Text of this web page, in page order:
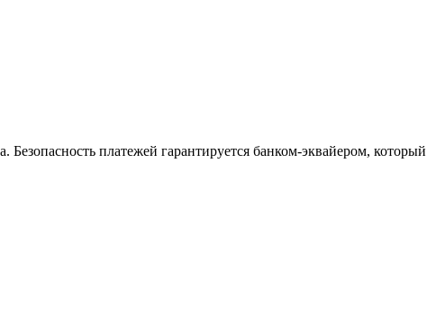
платежей гарантируется банком-эквайером, который